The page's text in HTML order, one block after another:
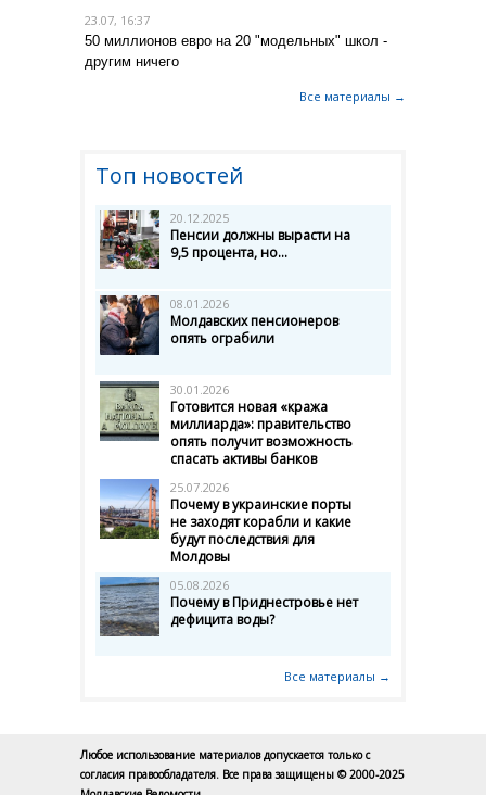
23.07, 16:37
50 миллионов евро на 20 "модельных" школ -
другим ничего
Все материалы →
Топ новостей
20.12.2025
Пенсии должны вырасти на
9,5 процента, но...
08.01.2026
Молдавских пенсионеров
опять ограбили
30.01.2026
Готовится новая «кража
миллиарда»: правительство
опять получит возможность
спасать активы банков
25.07.2026
Почему в украинские порты
не заходят корабли и какие
будут последствия для
Молдовы
05.08.2026
Почему в Приднестровье нет
дефицита воды?
Все материалы →
Любое использование материалов допускается только с
согласия правообладателя. Все права защищены © 2000-2025